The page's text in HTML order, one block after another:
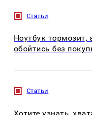
Статьи
Ноутбук тормозит,
обойтись без
Статьи
Хотите узнать,